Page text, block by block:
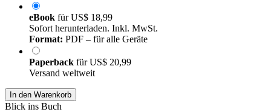
eBook fürUS$ 18,99
Sofort herunterladen. Inkl. MwSt.
Format: PDF – für alle Geräte
Paperback fürUS$ 20,99
Versand weltweit
In den Warenkorb
Blick ins Buch